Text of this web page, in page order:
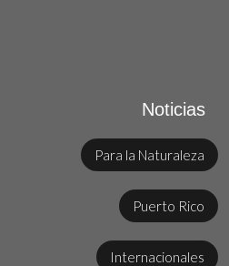
Noticias
Para la Naturaleza
Puerto Rico
Internacionales